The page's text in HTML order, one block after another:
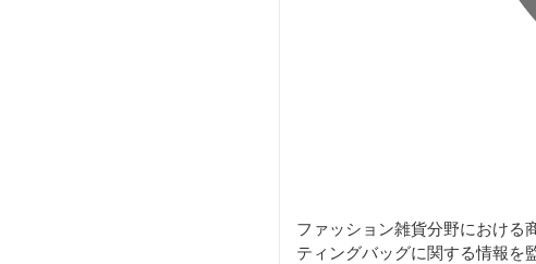
ファッション雑貨分野における
ティングバッグに関する情報を